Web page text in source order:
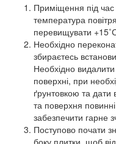
Приміщення під
температура
перевищувати
Необхідно
збираєтесь
Необхідно
поверхні, при
ґрунтовкою та
та поверхня
забезпечити гарне
Поступово почати
боку плитки, щоб